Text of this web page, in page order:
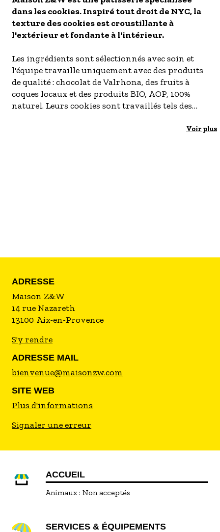
- Les établissements Accueil vélo
LES OFFRES MYPROVENCE
dans les cookies. Inspiré tout droit de NYC, la
texture des cookies est croustillante à
l'extérieur et fondante à l'intérieur.
Les ingrédients sont sélectionnés avec soin et
l'équipe travaille uniquement avec des produits
de qualité : chocolat de Valrhona, des fruits à
coques locaux et des produits BIO, AOP, 100%
naturel. Leurs cookies sont travaillés tels des
Voir plus
ADRESSE
Maison Z&W
14 rue Nazareth
13100 Aix-en-Provence
S'y rendre
ADRESSE MAIL
bienvenue@maisonzw.com
SITE WEB
Plus d'informations
Signaler une erreur
ACCUEIL
Animaux : Non acceptés
SERVICES & ÉQUIPEMENTS